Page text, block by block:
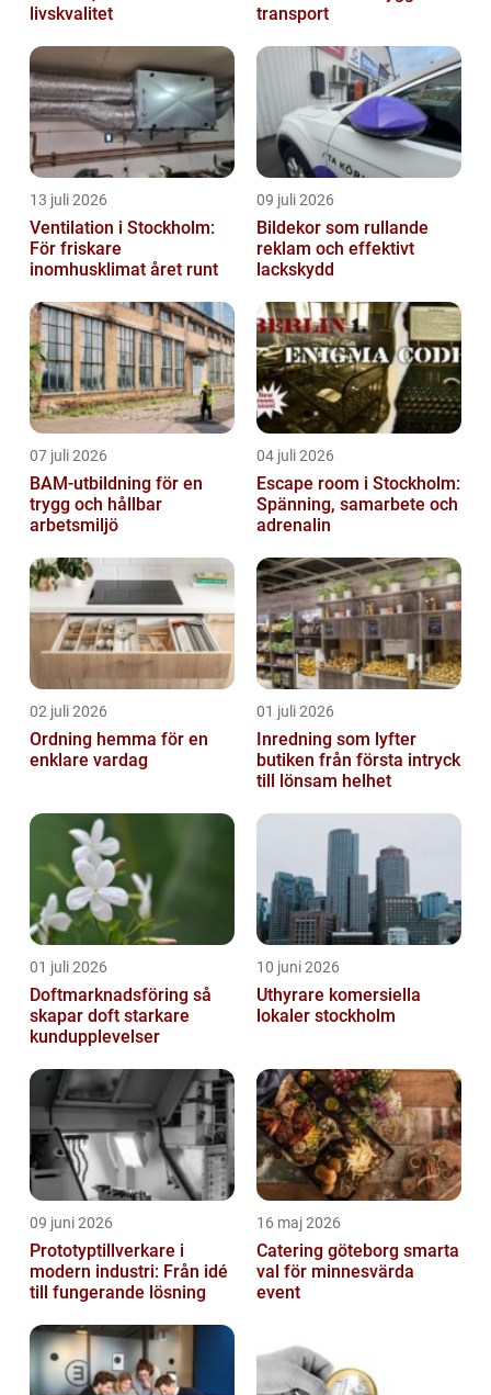
livskvalitet
transport
13 juli 2026
Ventilation i Stockholm:
För friskare
inomhusklimat året runt
09 juli 2026
Bildekor som rullande
reklam och effektivt
lackskydd
07 juli 2026
BAM-utbildning för en
trygg och hållbar
arbetsmiljö
04 juli 2026
Escape room i Stockholm:
Spänning, samarbete och
adrenalin
02 juli 2026
Ordning hemma för en
enklare vardag
01 juli 2026
Inredning som lyfter
butiken från första intryck
till lönsam helhet
01 juli 2026
Doftmarknadsföring så
skapar doft starkare
kundupplevelser
10 juni 2026
Uthyrare komersiella
lokaler stockholm
09 juni 2026
Prototyptillverkare i
modern industri: Från idé
till fungerande lösning
16 maj 2026
Catering göteborg smarta
val för minnesvärda
event